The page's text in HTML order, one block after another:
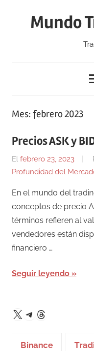
Mundo
Mes: febrero 2023
Precios ASK y
El febrero 23, 2023
Profundidad del
En el mundo del
conceptos de precio
términos refieren al
vendedores están
financiero …
Seguir leyendo
X Telegram
Threads
Binance